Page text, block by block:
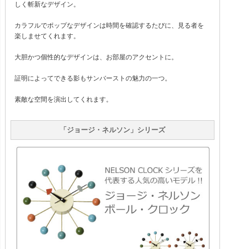
しく斬新なデザイン。
カラフルでポップなデザインは時間を確認するたびに、見る者を
楽しませてくれます。
大胆かつ個性的なデザインは、お部屋のアクセントに。
証明によってできる影もサンバーストの魅力の一つ。
素敵な空間を演出してくれます。
「ジョージ・ネルソン」シリーズ